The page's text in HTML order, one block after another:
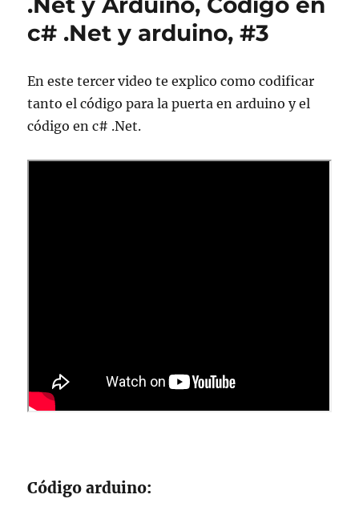
c# .Net y arduino, #3
En este tercer video te explico como codificar
tanto el código para la puerta en arduino y el
código en c# .Net.
Código arduino: